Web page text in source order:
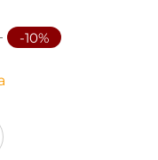
-10%